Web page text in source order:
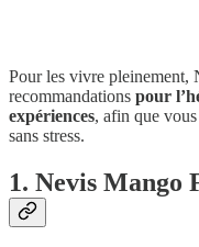
Pour les vivre pleinement,
recommandations pour
expériences, afin que
sans stress.
1. Nevis Mango